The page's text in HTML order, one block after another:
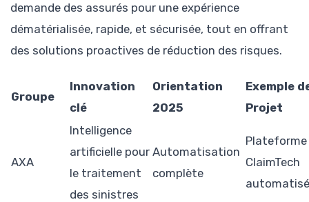
demande des assurés pour une expérience
dématérialisée, rapide, et sécurisée, tout en offrant
des solutions proactives de réduction des risques.
Groupe
Innovation
clé
Orientation
2025
Exemple
Projet
AXA
Intelligence
artificielle pour
le traitement
des sinistres
Automatisation
complète
Plateforme
ClaimTech